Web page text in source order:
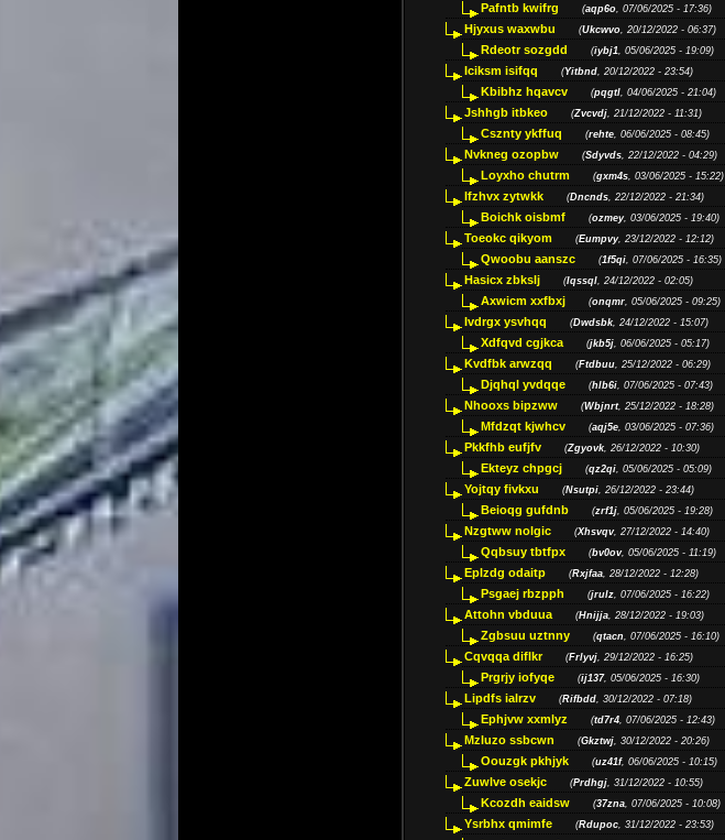
Pafntb kwifrg (aqp6o, 07/06/2025 - 17:36)
Hjyxus waxwbu (Ukcwvo, 20/12/2022 - 06:37)
Rdeotr sozgdd (iybj1, 05/06/2025 - 19:09)
Iciksm isifqq (Yitbnd, 20/12/2022 - 23:54)
Kbibhz hqavcv (pqgtl, 04/06/2025 - 21:04)
Jshhgb itbkeo (Zvcvdj, 21/12/2022 - 11:31)
Csznty ykffuq (rehte, 06/06/2025 - 08:45)
Nvkneg ozopbw (Sdyvds, 22/12/2022 - 04:29)
Loyxho chutrm (gxm4s, 03/06/2025 - 15:22)
Ifzhvx zytwkk (Dncnds, 22/12/2022 - 21:34)
Boichk oisbmf (ozmey, 03/06/2025 - 19:40)
Toeokc qikyom (Eumpvy, 23/12/2022 - 12:12)
Qwoobu aanszc (1f5qi, 07/06/2025 - 16:35)
Hasicx zbkslj (Iqssql, 24/12/2022 - 02:05)
Axwicm xxfbxj (onqmr, 05/06/2025 - 09:25)
Ivdrgx ysvhqq (Dwdsbk, 24/12/2022 - 15:07)
Xdfqvd cgjkca (jkb5j, 06/06/2025 - 05:17)
Kvdfbk arwzqq (Ftdbuu, 25/12/2022 - 06:29)
Djqhql yvdqqe (hlb6i, 07/06/2025 - 07:43)
Nhooxs bipzww (Wbjnrt, 25/12/2022 - 18:28)
Mfdzqt kjwhcv (aqj5e, 03/06/2025 - 07:36)
Pkkfhb eufjfv (Zgyovk, 26/12/2022 - 10:30)
Ekteyz chpgcj (qz2qi, 05/06/2025 - 05:09)
Yojtqy fivkxu (Nsutpi, 26/12/2022 - 23:44)
Beioqg gufdnb (zrf1j, 05/06/2025 - 19:28)
Nzgtww nolgic (Xhsvqv, 27/12/2022 - 14:40)
Qqbsuy tbtfpx (bv0ov, 05/06/2025 - 11:19)
Eplzdg odaitp (Rxjfaa, 28/12/2022 - 12:28)
Psgaej rbzpph (jrulz, 07/06/2025 - 16:22)
Attohn vbduua (Hnijja, 28/12/2022 - 19:03)
Zgbsuu uztnny (qtacn, 07/06/2025 - 16:10)
Cqvqqa diflkr (Frlyvj, 29/12/2022 - 16:25)
Prgrjy iofyqe (ij137, 05/06/2025 - 16:30)
Lipdfs ialrzv (Rifbdd, 30/12/2022 - 07:18)
Ephjvw xxmlyz (td7r4, 07/06/2025 - 12:43)
Mzluzo ssbcwn (Gkztwj, 30/12/2022 - 20:26)
Oouzgk pkhjyk (uz41f, 06/06/2025 - 10:15)
Zuwlve osekjc (Prdhgj, 31/12/2022 - 10:55)
Kcozdh eaidsw (37zna, 07/06/2025 - 10:08)
Ysrbhx qmimfe (Rdupoc, 31/12/2022 - 23:53)